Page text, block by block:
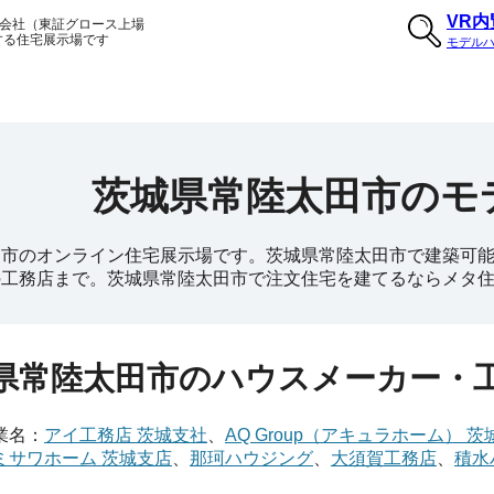
社（東証グロース上場
住宅展示場です
VR内
モデル
茨城県常陸太田市の
のオンライン住宅展示場です。茨城県常陸太田市で建築
務店まで。茨城県常陸太田市で注文住宅を建てるならメタ
常陸太田市のハウスメーカー・
名： アイ工務店 茨城支社、 AQ Group（アキュラホーム） 茨
サワホーム 茨城支店、 那珂ハウジング、 大須賀工務店、 積水